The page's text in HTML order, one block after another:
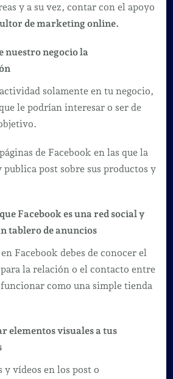
y a su vez, contar con el apoyo
de marketing online.
nuestro negocio la
solamente en tu negocio,
le podrían interesar o ser de
de Facebook en las que la
publica post sobre sus productos y
Facebook es una red social y
tablero de anuncios
Facebook debes de conocer el
la relación o el contacto entre
como una simple tienda
elementos visuales a tus
vídeos en los post o